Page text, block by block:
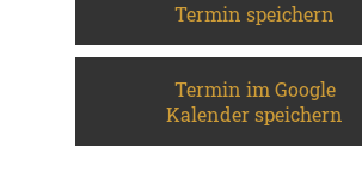
Termin speichern
Termin im Google
Kalender speichern